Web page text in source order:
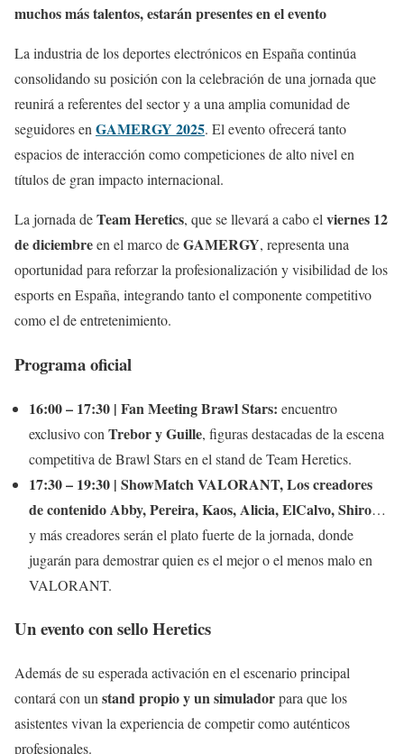
muchos más talentos, estarán presentes en el evento
La industria de los deportes electrónicos en España continúa
consolidando su posición con la celebración de una jornada que
reunirá a referentes del sector y a una amplia comunidad de
seguidores en GAMERGY 2025. El evento ofrecerá tanto
espacios de interacción como competiciones de alto nivel en
títulos de gran impacto internacional.
La jornada deTeam Heretics, que se llevará a cabo el viernes 12
de diciembreen el marco deGAMERGY, representa una
oportunidad para reforzar la profesionalización y visibilidad de los
esports en España, integrando tanto el componente competitivo
como el de entretenimiento.
Programa oficial
16:00 – 17:30 | Fan Meeting Brawl Stars: encuentro
exclusivo con Trebor y Guille, figuras destacadas de la escena
competitiva de Brawl Stars en el stand de Team Heretics.
17:30 – 19:30 | ShowMatch VALORANT, Los creadores
de contenido Abby, Pereira, Kaos, Alicia, ElCalvo, Shiro…
y más creadores serán el plato fuerte de la jornada, donde
jugarán para demostrar quien es el mejor o el menos malo en
VALORANT.
Un evento con sello Heretics
Además de su esperada activación en el escenario principal
contará con un stand propio y un simuladorpara que los
asistentes vivan la experiencia de competir como auténticos
profesionales.